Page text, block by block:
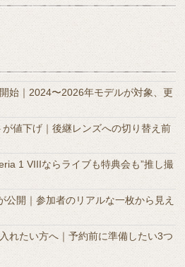
始｜2024〜2026年モデルが対象、更
値下げ｜後継レンズへの切り替え前
1 VIIIならライブも特典会も”推し撮
開｜参加者のリアルな一枚から見え
れたい方へ｜予約前に準備したい3つ